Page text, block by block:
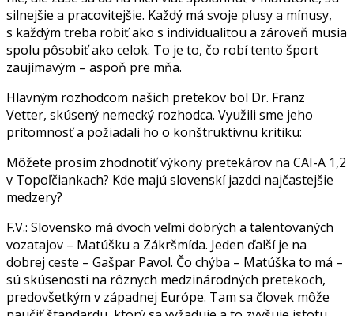
silnejšie a pracovitejšie. Každý má svoje plusy a mínusy,
s každým treba robiť ako s individualitou a zároveň musia
spolu pôsobiť ako celok. To je to, čo robí tento šport
zaujímavým – aspoň pre mňa.
Hlavným rozhodcom našich pretekov bol Dr. Franz
Vetter, skúsený nemecký rozhodca. Využili sme jeho
prítomnosť a požiadali ho o konštruktívnu kritiku:
Môžete prosím zhodnotiť výkony pretekárov na CAI-A 1,2
v Topoľčiankach? Kde majú slovenskí jazdci najčastejšie
medzery?
F.V.: Slovensko má dvoch veľmi dobrých a talentovaných
vozatajov – Matúšku a Zákršmída. Jeden ďalší je na
dobrej ceste – Gašpar Pavol. Čo chýba – Matúška to má –
sú skúsenosti na rôznych medzinárodných pretekoch,
predovšetkým v západnej Európe. Tam sa človek môže